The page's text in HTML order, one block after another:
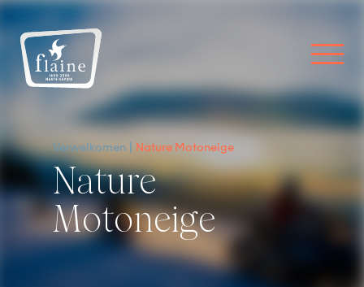
Verwelkomen Nature Motoneige
Nature
Motoneige